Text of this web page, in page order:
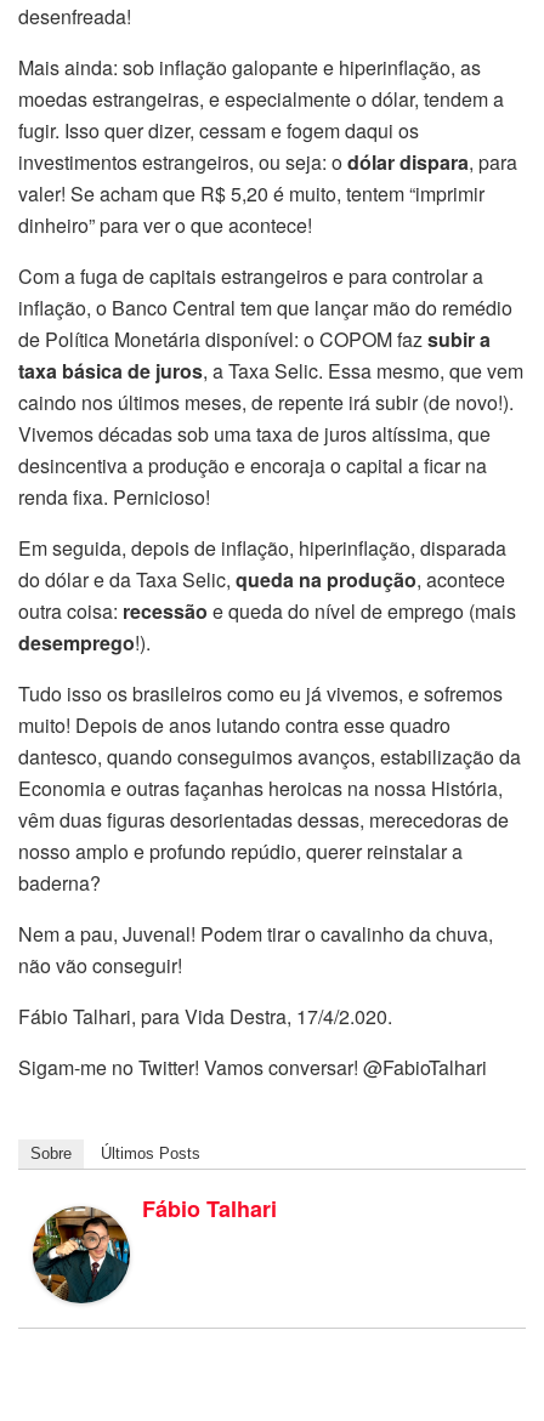
desenfreada!
Mais ainda: sob inflação galopante e hiperinflação, as
moedas estrangeiras, e especialmente o dólar, tendem a
fugir. Isso quer dizer, cessam e fogem daqui os
investimentos estrangeiros, ou seja: odólar dispara, para
valer! Se acham que R$ 5,20 é muito, tentem “imprimir
dinheiro” para ver o que acontece!
Com a fuga de capitais estrangeiros e para controlar a
inflação, o Banco Central tem que lançar mão do remédio
de Política Monetária disponível: o COPOM faz subir a
taxa básica de juros, a Taxa Selic. Essa mesmo, que vem
caindo nos últimos meses, de repente irá subir (de novo!).
Vivemos décadas sob uma taxa de juros altíssima, que
desincentiva a produção e encoraja o capital a ficar na
renda fixa. Pernicioso!
Em seguida, depois de inflação, hiperinflação, disparada
do dólar e da Taxa Selic, queda na produção, acontece
outra coisa: recessão e queda do nível de emprego (mais
desemprego!).
Tudo isso os brasileiros como eu já vivemos, e sofremos
muito! Depois de anos lutando contra esse quadro
dantesco, quando conseguimos avanços, estabilização da
Economia e outras façanhas heroicas na nossa História,
vêm duas figuras desorientadas dessas, merecedoras de
nosso amplo e profundo repúdio, querer reinstalar a
baderna?
Nem a pau, Juvenal! Podem tirar o cavalinho da chuva,
não vão conseguir!
Fábio Talhari, para Vida Destra, 17/4/2.020.
Sigam-me no Twitter! Vamos conversar! @FabioTalhari
Sobre Últimos Posts
Fábio Talhari